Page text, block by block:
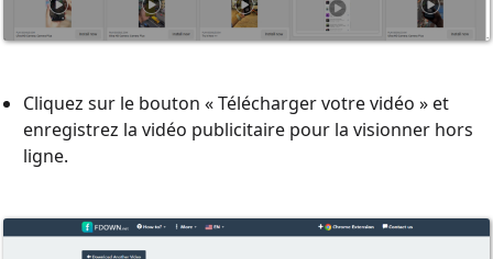
Cliquez sur le bouton « Télécharger votre vidéo » et
enregistrez la vidéo publicitaire pour la visionner hors
ligne.